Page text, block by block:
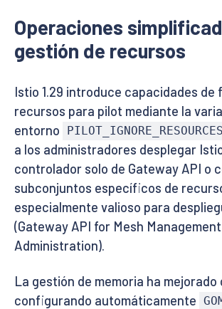
Operaciones
gestión de recursos
Istio 1.29 introduce capacidades de
recursos para pilot mediante la
entorno
PILOT_IGNORE_RESOURCES
a los administradores desplegar
controlador solo de Gateway API o
subconjuntos específicos de
especialmente valioso para
(Gateway API for Mesh
Administration).
La gestión de memoria ha mejorado
configurando automáticamente